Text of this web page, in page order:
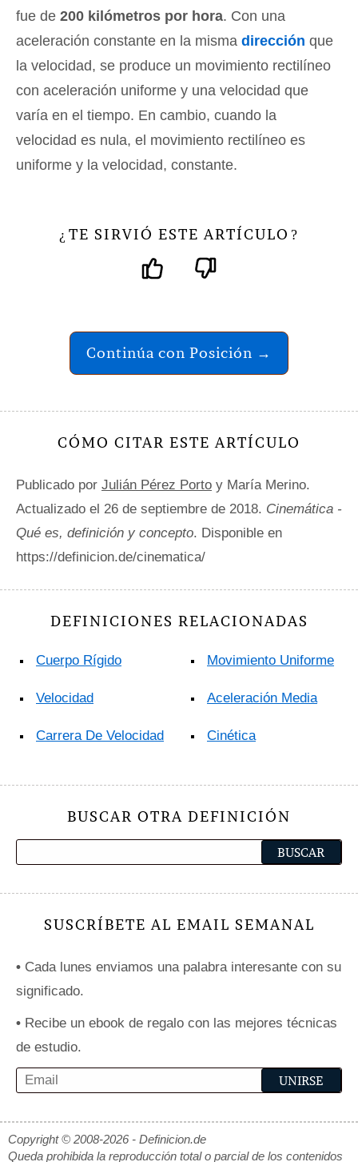
fue de 200 kilómetros por hora. Con una
aceleración constante en la misma dirección que
la velocidad, se produce un movimiento rectilíneo
con aceleración uniforme y una velocidad que
varía en el tiempo. En cambio, cuando la
velocidad es nula, el movimiento rectilíneo es
uniforme y la velocidad, constante.
¿ TE SIRVIÓ ESTE ARTÍCULO ?
Continúa con Posición →
CÓMO CITAR ESTE ARTÍCULO
Publicado por Julián Pérez Porto y María Merino.
Actualizado el 26 de septiembre de 2018. Cinemática -
Qué es, definición y concepto. Disponible en
https://definicion.de/cinematica/
DEFINICIONES RELACIONADAS
Cuerpo Rígido
Velocidad
Carrera De Velocidad
Movimiento Uniforme
Aceleración Media
Cinética
BUSCAR OTRA DEFINICIÓN
SUSCRÍBETE AL EMAIL SEMANAL
• Cada lunes enviamos una palabra interesante con su
significado.
• Recibe un ebook de regalo con las mejores técnicas
de estudio.
Copyright © 2008-2026 - Definicion.de
Queda prohibida la reproducción total o parcial de los contenidos